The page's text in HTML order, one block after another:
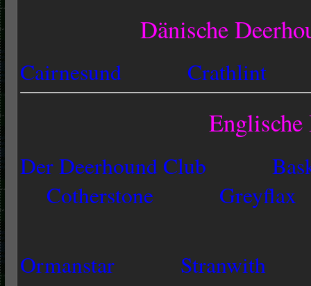
Dänische
Cairnesund Crathlint
Englische
Der Deerhound Club
Cotherstone
Greyflax
Ormanstar Stranwith